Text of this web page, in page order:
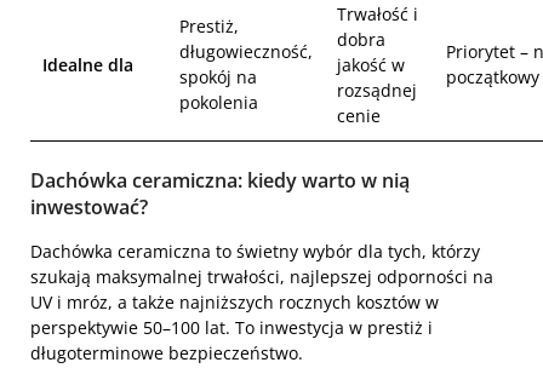
Idealne dla
Prestiż,
długowieczność,
spokój na
pokolenia
Trwałość i
dobra
jakość w
rozsądnej
cenie
Priorytet –
początkowy
Dachówka ceramiczna: kiedy warto w nią
inwestować?
Dachówka ceramiczna to świetny wybór dla tych, którzy
szukają maksymalnej trwałości, najlepszej odporności na
UV i mróz, a także najniższych rocznych kosztów w
perspektywie 50–100 lat. To inwestycja w prestiż i
długoterminowe bezpieczeństwo.